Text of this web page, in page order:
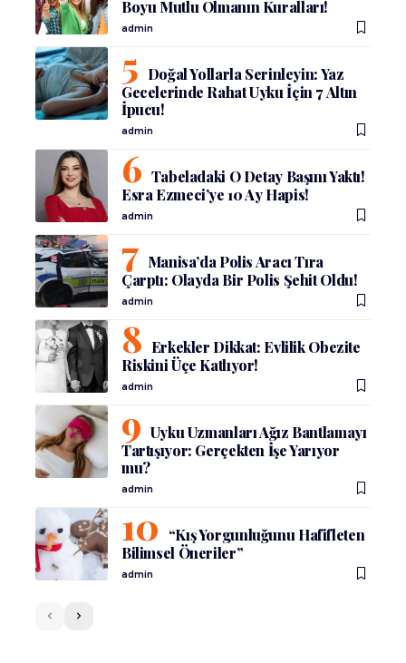
Boyu Mutlu Olmanın Kuralları!
admin
Doğal Yollarla Serinleyin: Yaz
Gecelerinde Rahat Uyku İçin 7 Altın
İpucu!
admin
Tabeladaki O Detay Başını Yaktı!
Esra Ezmeci’ye 10 Ay Hapis!
admin
Manisa’da Polis Aracı Tıra
Çarptı: Olayda Bir Polis Şehit Oldu!
admin
Erkekler Dikkat: Evlilik Obezite
Riskini Üçe Katlıyor!
admin
Uyku Uzmanları Ağız Bantlamayı
Tartışıyor: Gerçekten İşe Yarıyor
mu?
admin
“Kış Yorgunluğunu Hafifleten
Bilimsel Öneriler”
admin